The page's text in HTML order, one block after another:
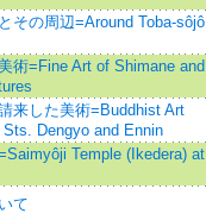
その周辺=Around Toba-sôjô
術=Fine Art of Shimane and
来した美術=Buddhist Art
Sts. Dengyo and Ennin
Temple (Ikedera) at
て